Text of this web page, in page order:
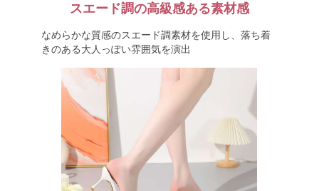
スエード調の高級感ある素材感
なめらかな質感のスエード調素材を使用し、落ち着
きのある大人っぽい雰囲気を演出